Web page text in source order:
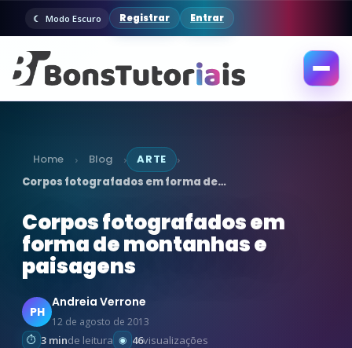
Modo Escuro Registrar Entrar
Abrir
Home › Blog › ARTE ›
Corpos fotografados em forma de…
Corpos fotografados em
forma de montanhas e
paisagens
PH
Andreia Verrone
12 de agosto de 2013
3 minde leitura 46visualizações